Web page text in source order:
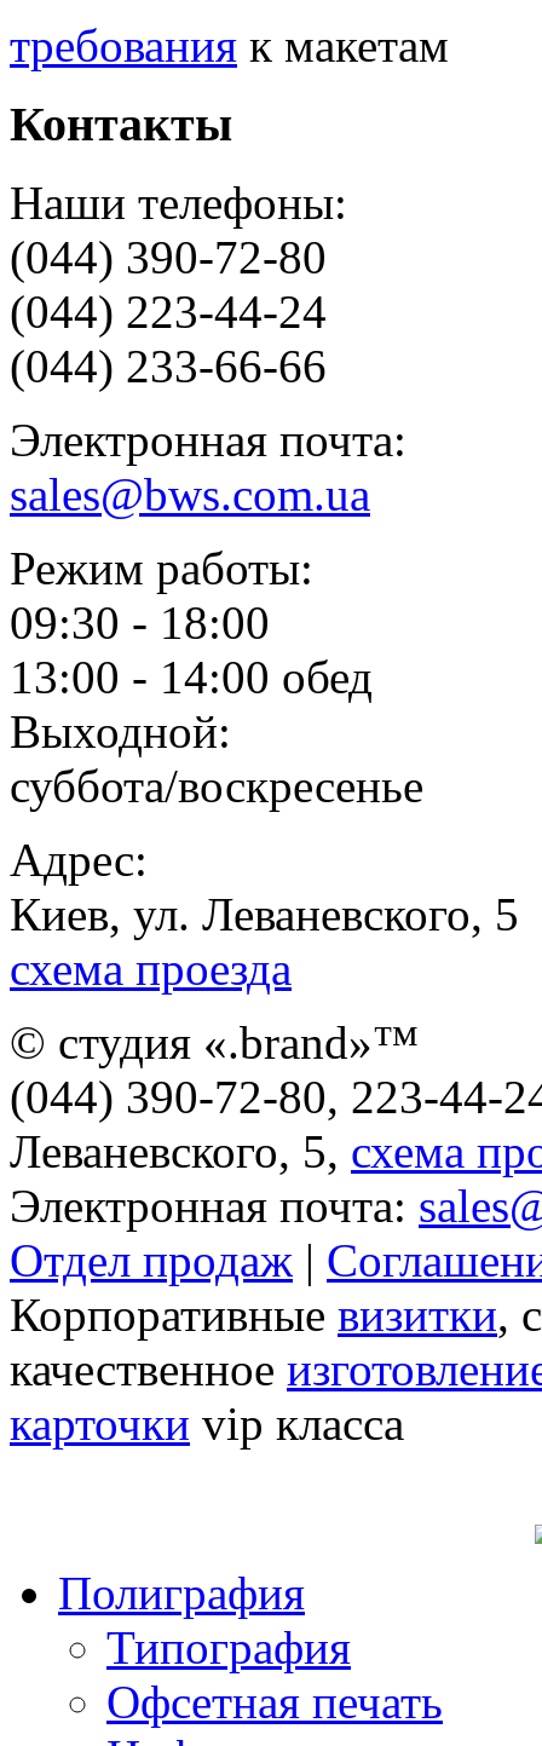
требования к макетам
Контакты
Наши телефоны:
(044) 390-72-80
(044) 223-44-24
(044) 233-66-66
Электронная почта:
sales@bws.com.ua
Режим работы:
09:30 - 18:00
13:00 - 14:00 обед
Выходной:
суббота/воскресенье
Адрес:
Киев, ул. Леваневского, 5
схема проезда
© студия «.brand»™
(044) 390-72-80, 223-44-
Леваневского, 5, схема
Электронная почта:
Отдел продаж |
Корпоративные визитки,
качественное
карточки vip класса
Полиграфия
Типография
Офсетная печать